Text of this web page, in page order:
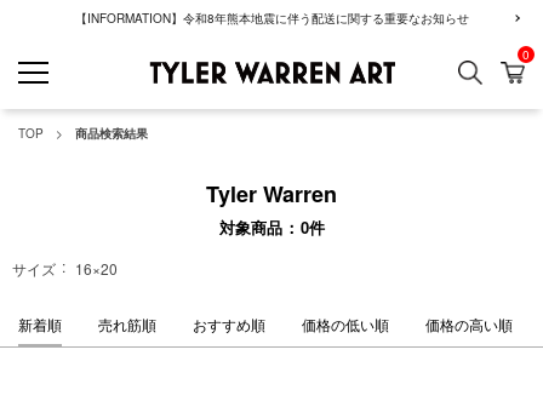
【INFORMATION】令和8年熊本地震に伴う配送に関する重要なお知らせ
GREENROOM
検索 カ
0
TOP 商品検索結果
Tyler Warren
対象商品 0件
サイズ 16×20
新着順 売れ筋順 おすすめ順 価格の低い順 価格の高い順